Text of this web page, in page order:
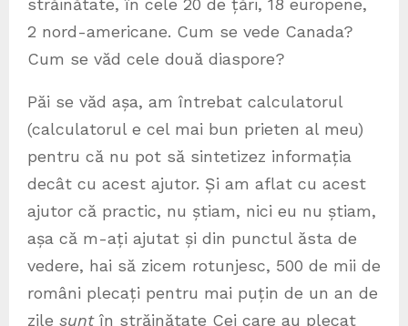
2 nord-americane. Cum se vede Canada?
Cum se văd cele două diaspore?
Păi se văd așa, am întrebat calculatorul
(calculatorul e cel mai bun prieten al meu)
pentru că nu pot să sintetizez informația
decât cu acest ajutor. Și am aflat cu acest
ajutor că practic, nu știam, nici eu nu știam,
așa că m-ați ajutat și din punctul ăsta de
vedere, hai să zicem rotunjesc, 500 de mii de
români plecați pentru mai puțin de un an de
zile suntîn străinătate Cei care au plecat